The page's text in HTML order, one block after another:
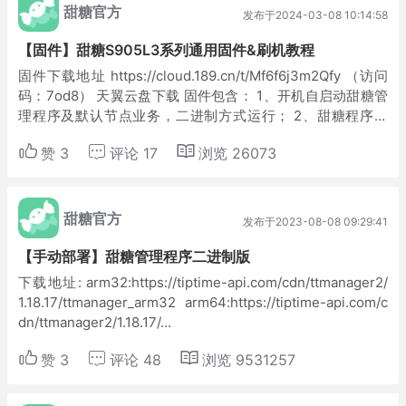
甜糖官方 发布于2024-03-08 10:14:58
【固件】甜糖S905L3系列通用固件&刷机教程
固件下载地址 https://cloud.189.cn/t/Mf6f6j3m2Qfy （访问
码：7od8） 天翼云盘下载 固件包含： 1、开机自启动甜糖管
理程序及默认节点业务，二进制方式运行； 2、甜糖程序保
赞 3 评论 17 浏览 26073
甜糖官方 发布于2023-08-08 09:29:41
【手动部署】甜糖管理程序二进制版
下载地址: arm32:https://tiptime-api.com/cdn/ttmanager2/
1.18.17/ttmanager_arm32 arm64:https://tiptime-api.com/c
dn/ttmanager2/1.18.17/...
赞 3 评论 48 浏览 9531257